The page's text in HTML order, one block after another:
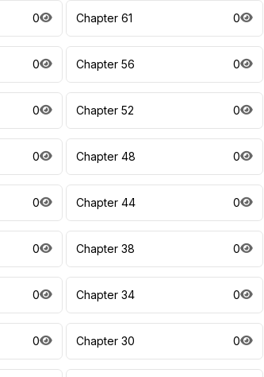
0 Chapter 61 0
0 Chapter 56 0
0 Chapter 52 0
0 Chapter 48 0
0 Chapter 44 0
0 Chapter 38 0
0 Chapter 34 0
0 Chapter 30 0